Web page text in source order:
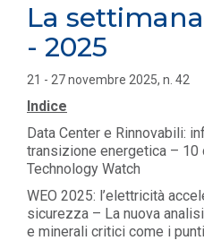
La
- 2025
21 - 27 novembre 2025, n. 42
Indice
Data Center e Rinnovabili:
transizione energetica – 10
Technology Watch
WEO 2025: l’elettricità
sicurezza – La nuova
e minerali critici come i